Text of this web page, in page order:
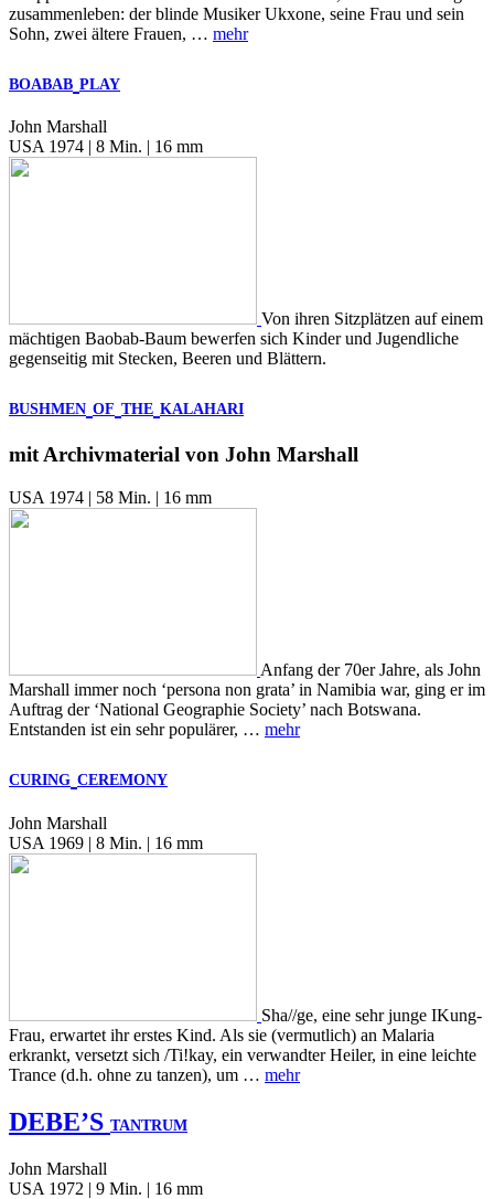
zusammenleben: der blinde Musiker Ukxone, seine Frau und sein
Sohn, zwei ältere Frauen, … mehr
BOABAB PLAY
John Marshall
USA 1974 | 8 Min. | 16 mm
Von ihren Sitzplätzen auf einem
mächtigen Baobab-Baum bewerfen sich Kinder und Jugendliche
gegenseitig mit Stecken, Beeren und Blättern.
BUSHMEN OF THE KALAHARI
mit Archivmaterial von John Marshall
USA 1974 | 58 Min. | 16 mm
Anfang der 70er Jahre, als John
Marshall immer noch ‘persona non grata’ in Namibia war, ging er im
Auftrag der ‘National Geographie Society’ nach Botswana.
Entstanden ist ein sehr populärer, … mehr
CURING CEREMONY
John Marshall
USA 1969 | 8 Min. | 16 mm
Sha//ge, eine sehr junge IKung-
Frau, erwartet ihr erstes Kind. Als sie (vermutlich) an Malaria
erkrankt, versetzt sich /Ti!kay, ein verwandter Heiler, in eine leichte
Trance (d.h. ohne zu tanzen), um … mehr
DEBE’S TANTRUM
John Marshall
USA 1972 | 9 Min. | 16 mm